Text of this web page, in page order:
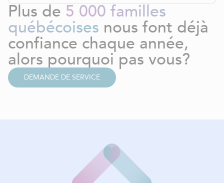
Plus de 5 000 familles
québécoises nous font déjà
confiance chaque année,
alors pourquoi pas vous?
DEMANDE DE SERVICE